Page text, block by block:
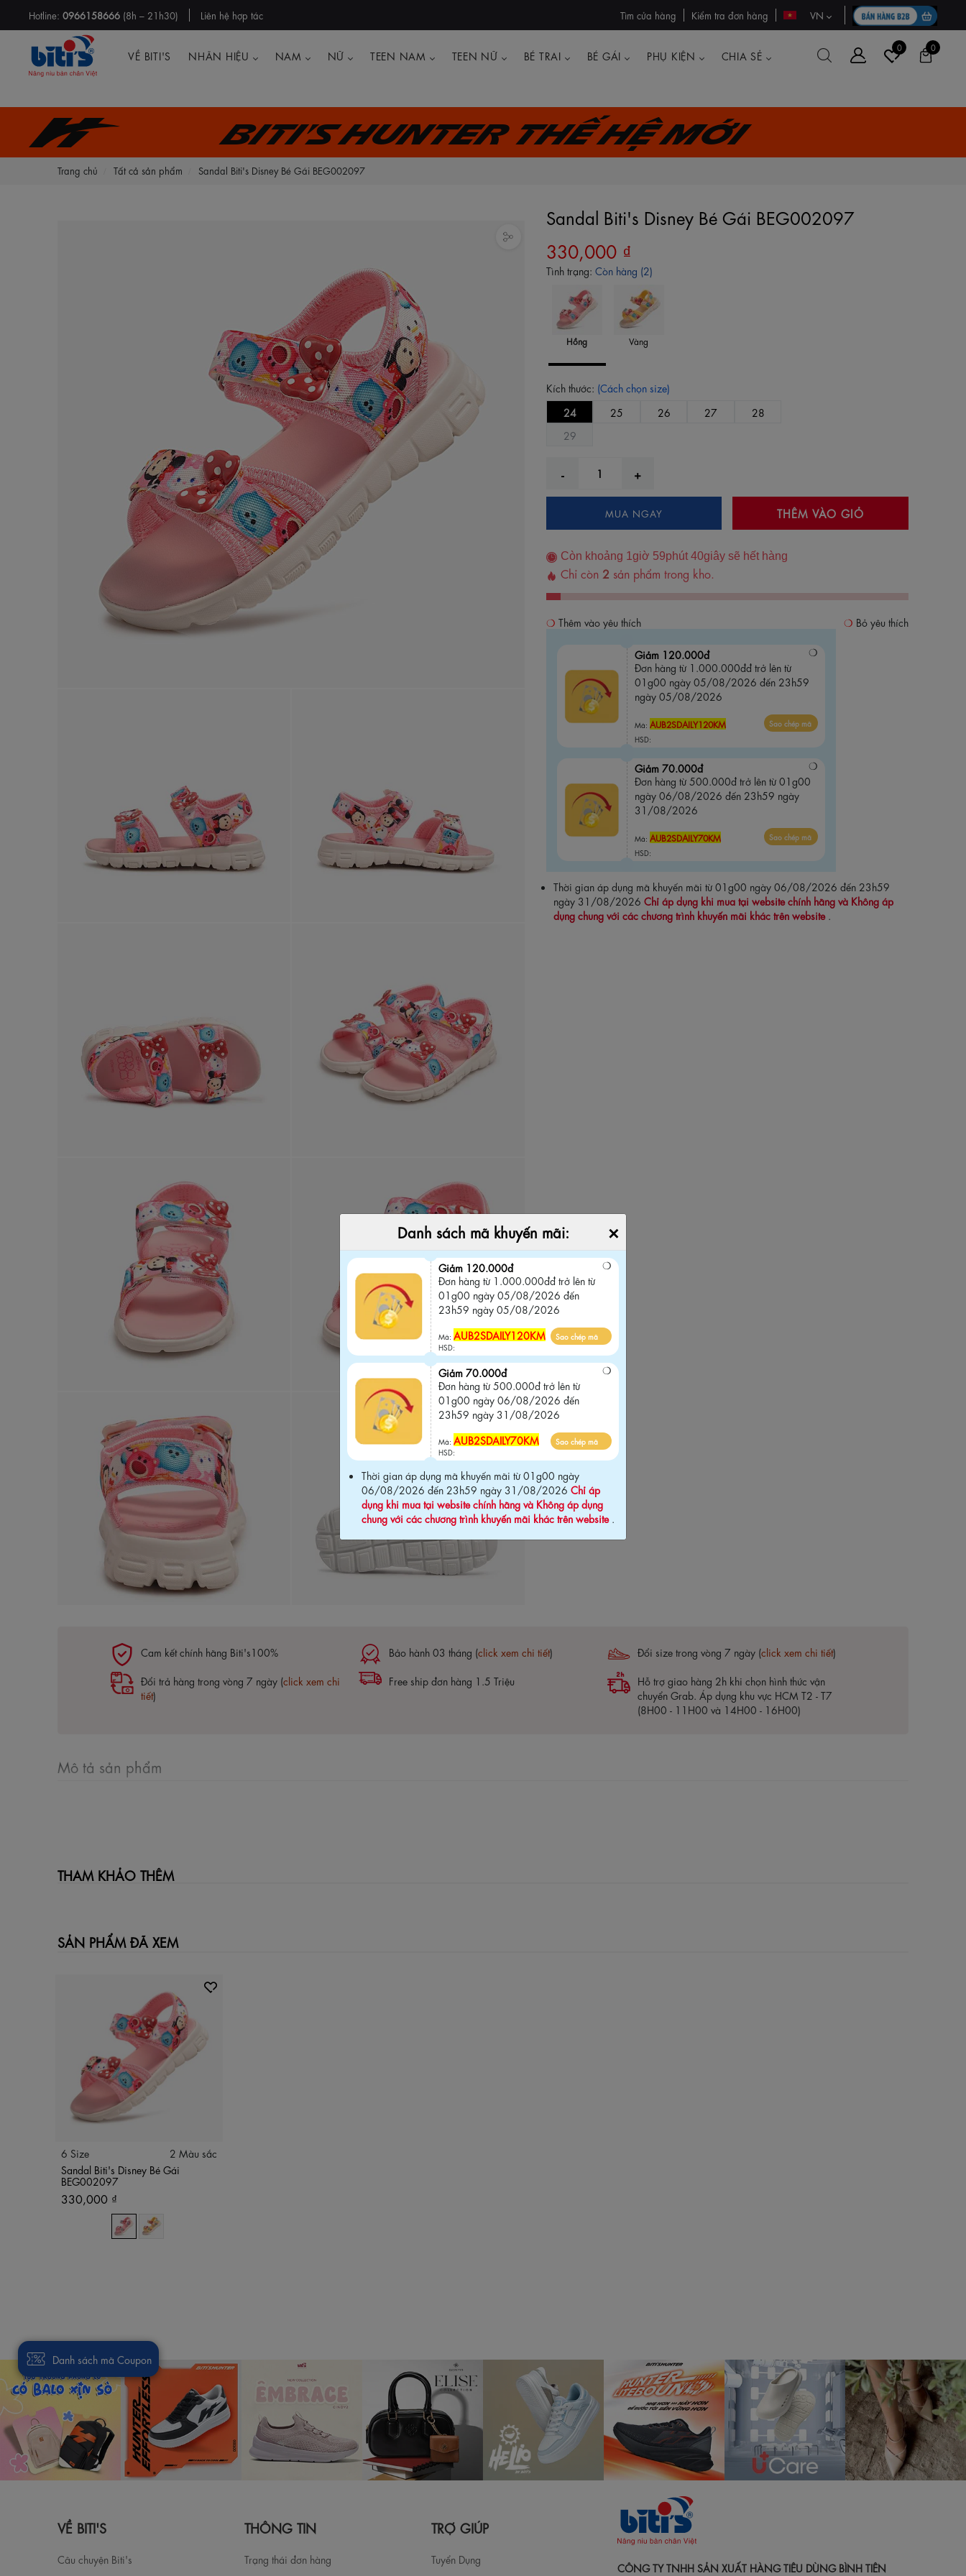
Hotline: 0966158666 (8h – 21h30) Liên hệ hợp tác Tìm cửa hàng Kiểm tra đơn hàng VN
VỀ BITI'S NHÃN HIỆU NAM NỮ TEEN NAM TEEN NỮ BÉ TRAI BÉ GÁI PHỤ KIỆN CHIA SẺ
0 0
Biti's Hunter thế hệ mới
Trang chủ Tất cả sản phẩm Sandal Biti's Disney Bé Gái BEG002097
Sandal Biti's Disney Bé Gái BEG002097
330,000 ₫
Tình trạng: Còn hàng (2)
Hồng Vàng
Kích thước: (Cách chọn size)
24
25 26 27
28
29
MUA NGAY THÊM VÀO GIỎ
Còn khoảng 1 giờ 59phút 39giây sẽ hết hàng
Chỉ còn 2 sản phẩm trong kho.
Thêm vào yêu thích Bỏ yêu thích
Giảm 120.000đ
Đơn hàng từ 1.000.000đđ trở lên từ
01g00 ngày 05/08/2026 đến 23h59
ngày 05/08/2026
Mã:AUB2SDAILY120KM
HSD:
Sao chép mã
Giảm 70.000đ
Đơn hàng từ 500.000đ trở lên từ 01g00
ngày 06/08/2026 đến 23h59 ngày
31/08/2026
Mã:AUB2SDAILY70KM
HSD:
Sao chép mã
Thời gian áp dụng mã khuyến mãi từ 01g00 ngày 06/08/2026 đến 23h59
ngày 31/08/2026 Chỉ áp dụng khi mua tại website chính hãng và Không áp
dụng chung với các chương trình khuyến mãi khác trên website
Cam kết chính hãng Biti's100% Bảo hành 03 tháng (click xem chi tiết) Đổi size trong vòng 7 ngày (click xem chi tiết)
Đổi trả hàng trong vòng 7 ngày (click xem chi
tiết)
Free ship đơn hàng 1.5 Triệu
Hỗ trợ giao hàng 2h khi chọn hình thức vận
chuyển Grab. Áp dụng khu vực HCM T2 - T7
(8H00 - 11H00 và 14H00 - 16H00)
Mô tả sản phẩm
THAM KHẢO THÊM
SẢN PHẨM ĐÃ XEM
6 Size
2 Màu sắc
Sandal Biti's Disney Bé Gái
BEG002097
330,000 ₫
VỀ BITI'S
Câu chuyện Biti's
THÔNG TIN
Trạng thái đơn hàng
TRỢ GIÚP
Tuyển Dụng
CÔNG TY TNHH SẢN XUẤT HÀNG TIÊU DÙNG BÌNH TIÊN
Danh sách mã Coupon
Danh sách mã khuyến mãi: ×
Giảm 120.000đ
Đơn hàng từ 1.000.000đđ trở lên từ
01g00 ngày 05/08/2026 đến
23h59 ngày 05/08/2026
Mã: AUB2SDAILY120KM
HSD:
Sao chép mã
Giảm 70.000đ
Đơn hàng từ 500.000đ trở lên từ
01g00 ngày 06/08/2026 đến
23h59 ngày 31/08/2026
Mã: AUB2SDAILY70KM
HSD:
Sao chép mã
Thời gian áp dụng mã khuyến mãi từ 01g00 ngày
06/08/2026 đến 23h59 ngày 31/08/2026 Chỉ áp
dụng khi mua tại website chính hãng và Không áp dụng
chung với các chương trình khuyến mãi khác trên website